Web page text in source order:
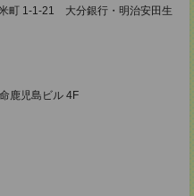
町 1-1-21 大分銀行・明治安田生
鹿児島ビル 4F